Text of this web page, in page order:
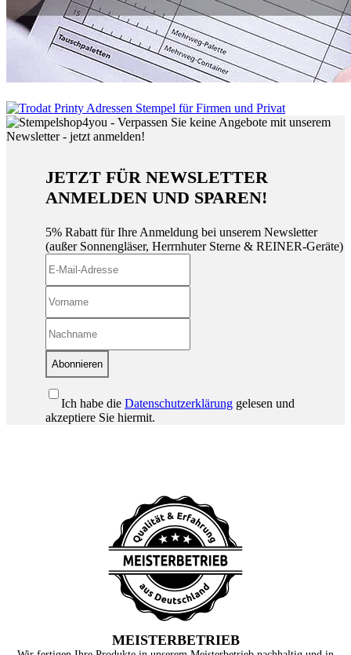
JETZT FÜR NEWSLETTER
ANMELDEN UND SPAREN!
5% Rabatt für Ihre Anmeldung bei unserem Newsletter
(außer Sonnengläser, Herrnhuter Sterne & REINER-Geräte)
Abonnieren
Ich habe die Datenschutzerklärung gelesen und
akzeptiere Sie hiermit.
MEISTERBETRIEB